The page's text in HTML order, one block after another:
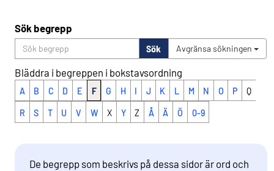
Sök begrepp
Sök Avgränsa sökningen
Bläddra i begreppen i bokstavsordning
A B C D E F G H I J K L M N O P Q
R S T U V W X Y Z Å Ä Ö 0-9
De begrepp som beskrivs på dessa sidor är ord och